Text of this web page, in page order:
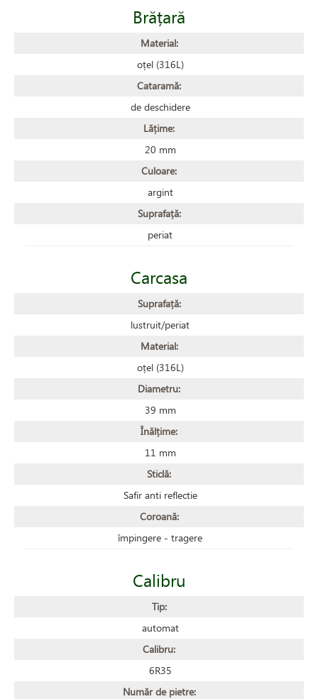
Brățară
Material:
oțel (316L)
Cataramă:
de deschidere
Lățime:
20 mm
Culoare:
argint
Suprafață:
periat
Carcasa
Suprafață:
lustruit/periat
Material:
oțel (316L)
Diametru:
39 mm
Înălțime:
11 mm
Sticlă:
Safir anti reflectie
Coroană:
împingere - tragere
Calibru
Tip:
automat
Calibru:
6R35
Număr de pietre: